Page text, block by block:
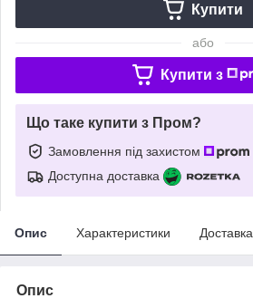
Купити
або
Купити з
Що таке купити з Пром?
Замовлення під захистом
Доступна доставка
Опис Характеристики Доставка
Опис